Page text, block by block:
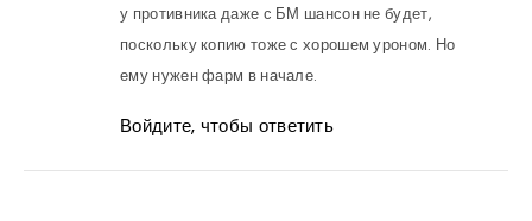
у противника даже с БМ шансон не будет,
поскольку копию тоже с хорошем уроном. Но
ему нужен фарм в начале.
Войдите, чтобы ответить